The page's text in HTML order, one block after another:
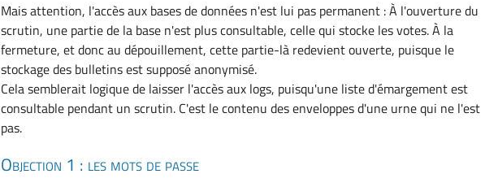
Mais attention, l'accès aux bases de données n'est lui pas permanent : À l'ouverture du
scrutin, une partie de la base n'est plus consultable, celle qui stocke les votes. À la
fermeture, et donc au dépouillement, cette partie-là redevient ouverte, puisque le
stockage des bulletins est supposé anonymisé.
Cela semblerait logique de laisser l'accès aux logs, puisqu'une liste d'émargement est
consultable pendant un scrutin. C'est le contenu des enveloppes d'une urne qui ne l'est
pas.
Objection 1 : les mots de passe